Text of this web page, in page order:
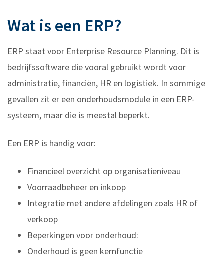
Wat is een ERP?
ERP staat voor Enterprise Resource Planning. Dit is
bedrijfssoftware die vooral gebruikt wordt voor
administratie, financiën, HR en logistiek. In sommige
gevallen zit er een onderhoudsmodule in een ERP-
systeem, maar die is meestal beperkt.
Een ERP is handig voor:
Financieel overzicht op organisatieniveau
Voorraadbeheer en inkoop
Integratie met andere afdelingen zoals HR of
verkoop
Beperkingen voor onderhoud:
Onderhoud is geen kernfunctie